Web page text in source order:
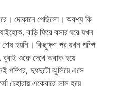
দোকানে গেছিলো। অবশ্য কি
বাড়ি ফিরে বসার ঘরে যখন
হয়নি। কিছুক্ষণ পর যখন পম্পি
বুবাই ওকে দেখে অবাক হয়ে
পম্পির, দুধদুটো ঝুলিয়ে এসে
চেহারায় একেবারে লাল হয়ে